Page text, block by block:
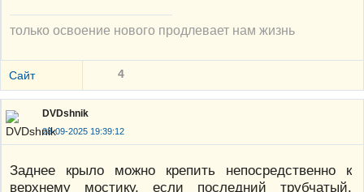
только освоение нового продлевает нам жизнь
Сайт 4
DVDshnik
28-09-2025 19:39:12
Заднее крыло можно крепить непосредственно к
верхнему мостику, если последний трубчатый.